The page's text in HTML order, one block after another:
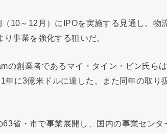
10～12月）にIPOを実施する見通し。物
事業を強化する狙いだ。
の創業者であるマイ・タイン・ビン氏ら
年に3億米ドルに達した。また同年の取り
省・市で事業展開し、国内の事業センタ